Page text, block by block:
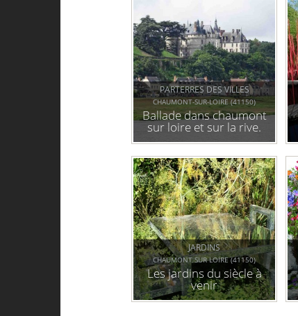
PARTERRES DES VILLES
CHAUMONT-SUR-LOIRE (41150)
Ballade dans chaumont
sur loire et sur la rive.
JARDINS
CHAUMONT SUR LOIRE (41150)
Les jardins du siècle à
venir